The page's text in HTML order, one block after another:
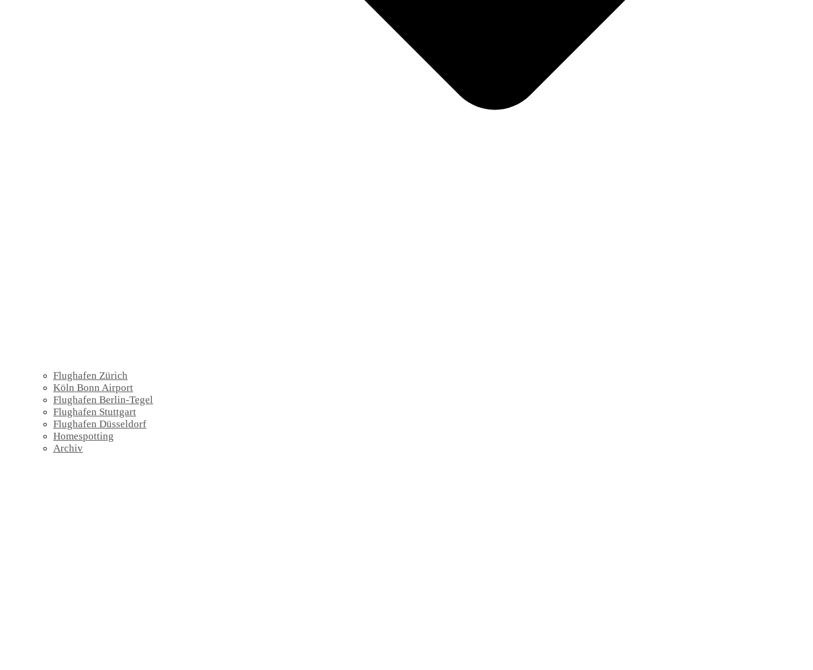
Flughafen Zürich
Köln Bonn Airport
Flughafen Berlin-Tegel
Flughafen Stuttgart
Flughafen Düsseldorf
Homespotting
Archiv